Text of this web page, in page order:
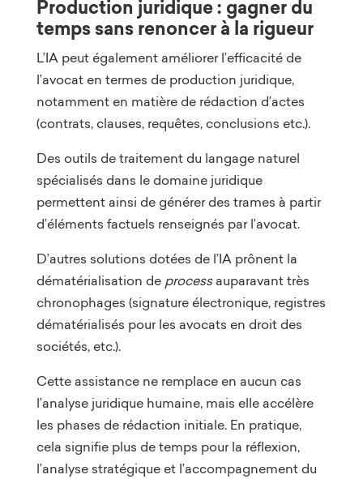
Production juridique : gagner du
temps sans renoncer à la rigueur
L’IA peut également améliorer l’efficacité de
l’avocat en termes de production juridique,
notamment en matière de rédaction d’actes
(contrats, clauses, requêtes, conclusions etc.).
Des outils de traitement du langage naturel
spécialisés dans le domaine juridique
permettent ainsi de générer des trames à partir
d’éléments factuels renseignés par l’avocat.
D’autres solutions dotées de l’IA prônent la
dématérialisation de processauparavant très
chronophages (signature électronique, registres
dématérialisés pour les avocats en droit des
sociétés, etc.).
Cette assistance ne remplace en aucun cas
l’analyse juridique humaine, mais elle accélère
les phases de rédaction initiale. En pratique,
cela signifie plus de temps pour la réflexion,
l’analyse stratégique et l’accompagnement du